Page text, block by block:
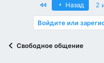
First Назад 2
Войдите или
Свободное общение